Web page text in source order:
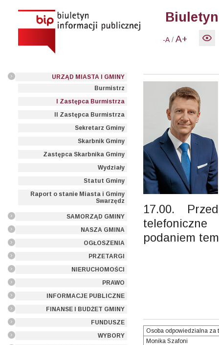
-A /A+
URZĄD MIASTA I GMINY
Burmistrz
I Zastępca Burmistrza
II Zastępca Burmistrza
Sekretarz Gminy
Skarbnik Gminy
Zastępca Skarbnika Gminy
Wydziały
Statut Gminy
Raport o stanie Miasta i Gminy
Swarzędz
SAMORZĄD GMINY
NASZA GMINA
OGŁOSZENIA
PRZETARGI
NIERUCHOMOŚCI
PRAWO
INFORMACJE PUBLICZNE
FINANSE I BUDŻET GMINY
FUNDUSZE
WYBORY
17.00.
podaniem
Osoba odpowiedzialna za
Monika Szafoni